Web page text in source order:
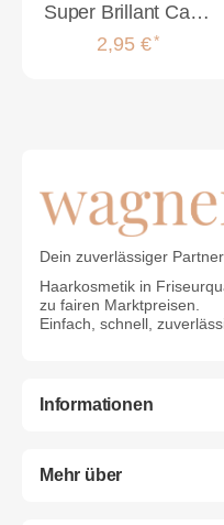
Super Brillant Care Pumpen für 500ml Tiegel
2,95 €*
Dein zuverlässiger
Haarkosmetik in
zu fairen Marktpreisen.
Einfach, schnell,
Informationen
Mehr über